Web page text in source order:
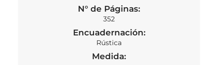
N° de Páginas:
352
Encuadernación:
Rústica
Medida: